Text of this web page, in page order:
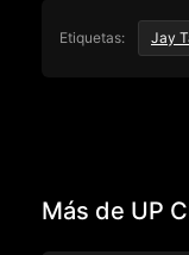
Etiquetas: Jay
Más de UP